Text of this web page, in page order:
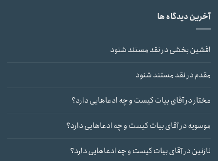
آخرین دیدگاه ها
افشین بخشیدرنقد مستند شنود
مقدمدرنقد مستند شنود
مختاردرآقای بیات کیست و چه ادعاهایی دارد؟
موسویهدرآقای بیات کیست و چه ادعاهایی دارد؟
نازنیندرآقای بیات کیست و چه ادعاهایی دارد؟